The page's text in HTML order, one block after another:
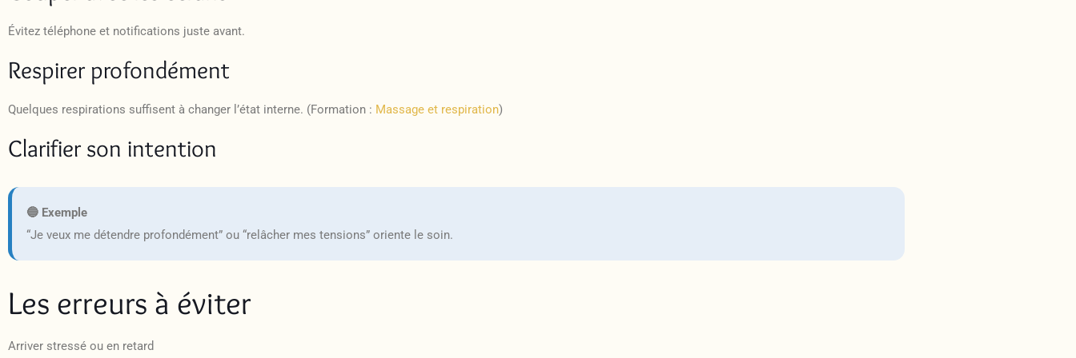
Évitez téléphone et notifications juste avant.
Respirer profondément
Quelques respirations suffisent à changer l’état interne. (Formation : Massage et respiration)
Clarifier son intention
🔵 Exemple
“Je veux me détendre profondément” ou “relâcher mes tensions” oriente le soin.
Les erreurs à éviter
Arriver stressé ou en retard